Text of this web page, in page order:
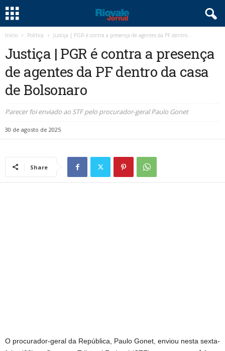
Início Política Justiça | PGR é contra a presença de agentes da PF dentro...
Justiça | PGR é contra a presença
de agentes da PF dentro da casa
de Bolsonaro
Parecer foi enviado ao STF pelo procurador-geral Paulo Gonet
30 de agosto de 2025
Share
O procurador-geral da República, Paulo Gonet, enviou nesta sexta-